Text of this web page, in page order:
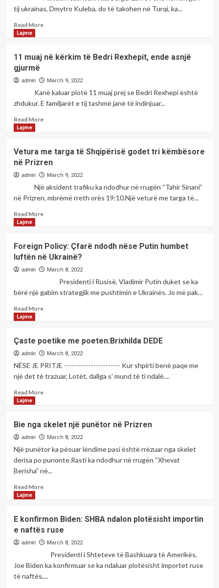
çka
pasojë
katastrofë
tmerrshme
për
tij ukrainas, Dmytro Kuleba, do të takohen në Turqi, ka...
Read MoreRead
e
të
Rusisë
Ukrainës
Turqi</strong>
Lajme
11 muaj në kërkim të Bedri Rexhepit, ende asnjë
gjurmë
admin March 9, 2022
Kanë kaluar plotë 11 muaj prej se Bedri Rexhepi është
zhdukur. E familjarët e tij tashmë janë të indinjuar...
Read MoreRead
muaj
në
kërkim
të
Rexhepit,
Lajme
Vetura me targa të Shqipërisë godet tri këmbësore
në Prizren
admin March 9, 2022
Një aksident trafiku ka ndodhur në rrugën “Tahir Sinani”
në Prizren, mbrëmë rreth orës 19:10.Një veturë me targa të...
Read MoreRead
me
targa
të
Shqipërisë
tri
Lajme
Foreign Policy: Çfarë ndodh nëse Putin humbet
luftën në Ukrainë?
admin March 8, 2022
Presidenti i Rusisë, Vladimir Putin duket se ka
bërë një gabim strategjik me pushtimin e Ukrainës. Jo më pak...
Read MoreRead
Policy:
Çfarë
ndodh
humbet
</strong>
Lajme
Çaste poetike me poeten:Brixhilda DEDE
admin March 8, 2022
NËSE JE PRITJE ----------------------- Kur shpirti benë paqe me
një det tè trazuar, Lotët, dallga s' mund tè ti ndalè....
Read MoreRead
poetike
me
poeten:Brixhilda
Lajme
Bie nga skelet një punëtor në Prizren
admin March 8, 2022
Një punëtor ka pësuar lëndime pasi është rrëzuar nga skelet
derisa po punonte.Rasti ka ndodhur në rrugën “Xhevat
Berisha” në...
Read MoreRead
nga
skelet
një
punëtor
Prizren</strong>
Lajme
E konfirmon Biden: SHBA ndalon plotësisht importin
e naftës ruse
admin March 8, 2022
Presidenti i Shteteve të Bashkuara të Amerikës,
Joe Biden ka konfirmuar se ka ndaluar plotësisht importet ruse
të naftës,...